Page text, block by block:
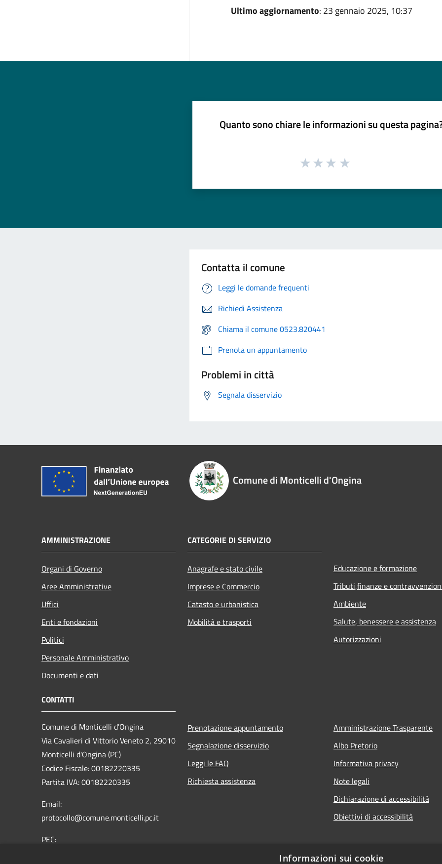
Ultimo aggiornamento: 23 gennaio 2025, 10:37
Quanto sono chiare le informazioni su questa
Contatta il comune
Leggi le domande frequenti
Richiedi Assistenza
Chiama il comune 0523.820441
Prenota un appuntamento
Problemi in città
Segnala disservizio
Comune di Monticelli d'Ongina
AMMINISTRAZIONE
Organi di Governo
Aree Amministrative
Uffici
Enti e fondazioni
Politici
Personale Amministrativo
Documenti e dati
CATEGORIE DI SERVIZIO
Anagrafe e stato civile
Imprese e Commercio
Catasto e urbanistica
Mobilità e trasporti
Educazione e formazione
Tributi,finanze e
Ambiente
Salute, benessere e assistenza
Autorizzazioni
CONTATTI
Comune di Monticelli d'Ongina
Via Cavalieri di Vittorio Veneto 2, 29010
Monticelli d'Ongina (PC)
Codice Fiscale: 00182220335
Partita IVA: 00182220335
Email:
protocollo@comune.monticelli.pc.it
PEC:
Prenotazione appuntamento
Segnalazione disservizio
Leggi le FAQ
Richiesta assistenza
Amministrazione Trasparente
Albo Pretorio
Informativa privacy
Note legali
Dichiarazione di accessibilità
Obiettivi di accessibilità
Informazioni sui cookie